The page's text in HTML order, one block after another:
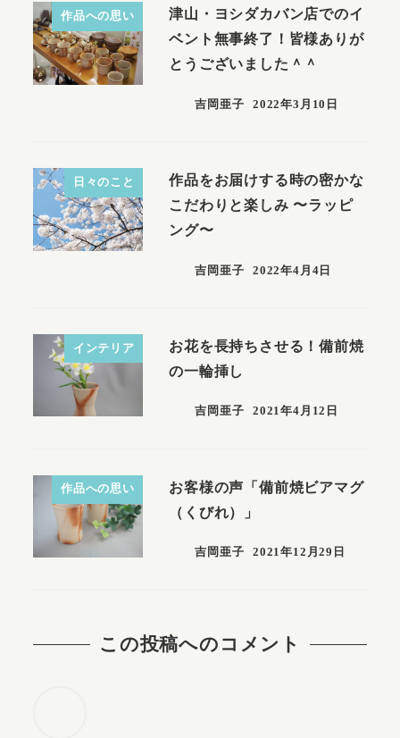
作品への思い
津山・ヨシダカバン店でのイ
ベント無事終了！皆様ありが
とうございました＾＾
吉岡亜子 2022年3月10日
日々のこと
作品をお届けする時の密かな
こだわりと楽しみ 〜ラッピ
ング〜
吉岡亜子 2022年4月4日
インテリア
お花を長持ちさせる！備前焼
の一輪挿し
吉岡亜子 2021年4月12日
作品への思い
お客様の声「備前焼ビアマグ
（くびれ）」
吉岡亜子 2021年12月29日
この投稿へのコメント